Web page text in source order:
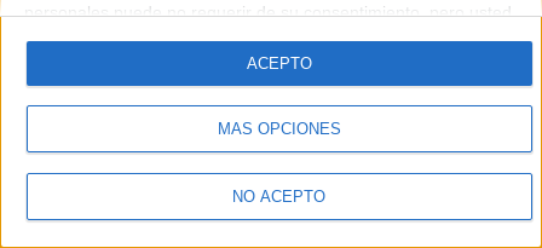
personales puede no requerir de su consentimiento, pero usted
tiene el derecho de rechazar tal procesamiento. Sus
preferencias se aplicarán solo a este sitio web. Puede cambiar
sus preferencias o retirar su consentimiento en cualquier
momento volviendo a este sitio y haciendo clic en el botón
"Privacidad" en la parte inferior de la página web.
MÁS OPCIONES
NO ACEPTO
ACEPTO